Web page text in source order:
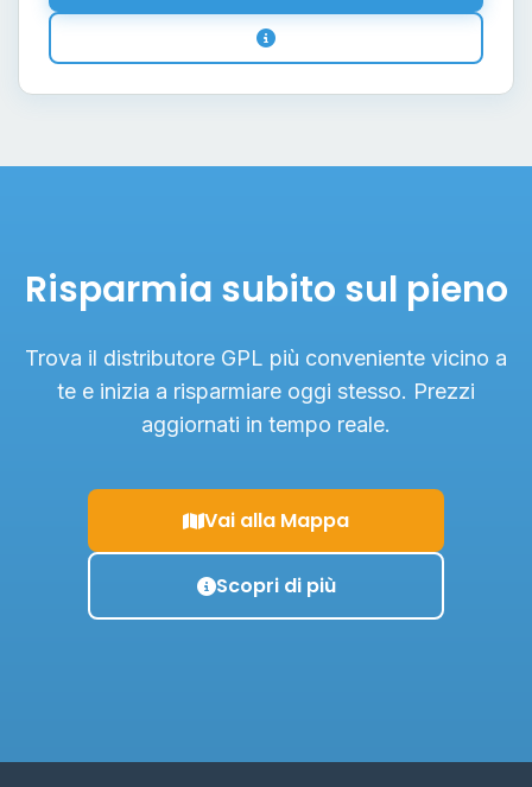
Risparmia subito sul pieno
Trova il distributore GPL più conveniente vicino a
te e inizia a risparmiare oggi stesso. Prezzi
aggiornati in tempo reale.
Vai alla Mappa
Scopri di più